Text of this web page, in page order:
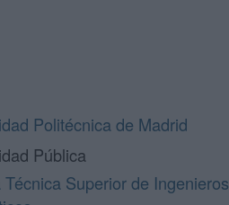
Politécnica de Madrid
Pública
Técnica Superior de Ingenieros